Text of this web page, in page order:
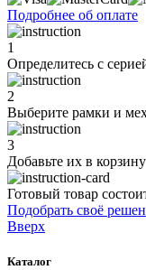
Подробнее об оплате
1
Определитесь с
2
Выберите рамки и
3
Добавьте их в корзину
Готовый товар
Подобрать своё
Вверх
Каталог